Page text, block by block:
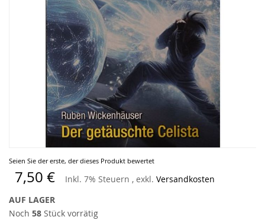
Seien Sie der erste, der dieses Produkt bewertet
7,50 € Inkl. 7% Steuern , exkl. Versandkosten
AUF LAGER
Noch 58 Stück vorrätig
Zum
Anfang
der
Bildergalerie
springen